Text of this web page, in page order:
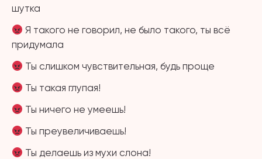
шутка
Я такого не говорил, не было такого, ты всё
придумала
Ты слишком чувствительная, будь проще
Ты такая глупая!
Ты ничего не умеешь!
Ты преувеличиваешь!
Ты делаешь из мухи слона!